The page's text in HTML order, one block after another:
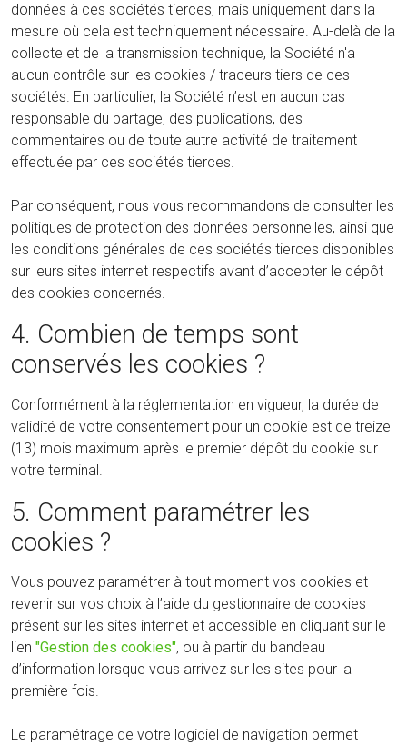
données à ces sociétés tierces, mais uniquement dans la
mesure où cela est techniquement nécessaire. Au-delà de la
collecte et de la transmission technique, la Société n'a
aucun contrôle sur les cookies / traceurs tiers de ces
sociétés. En particulier, la Société n’est en aucun cas
responsable du partage, des publications, des
commentaires ou de toute autre activité de traitement
effectuée par ces sociétés tierces.
Par conséquent, nous vous recommandons de consulter les
politiques de protection des données personnelles, ainsi que
les conditions générales de ces sociétés tierces disponibles
sur leurs sites internet respectifs avant d’accepter le dépôt
des cookies concernés.
4. Combien de temps sont
conservés les cookies ?
Conformément à la réglementation en vigueur, la durée de
validité de votre consentement pour un cookie est de treize
(13) mois maximum après le premier dépôt du cookie sur
votre terminal.
5. Comment paramétrer les
cookies ?
Vous pouvez paramétrer à tout moment vos cookies et
revenir sur vos choix à l’aide du gestionnaire de cookies
présent sur les sites internet et accessible en cliquant sur le
lien "Gestion des cookies", ou à partir du bandeau
d’information lorsque vous arrivez sur les sites pour la
première fois.
Le paramétrage de votre logiciel de navigation permet